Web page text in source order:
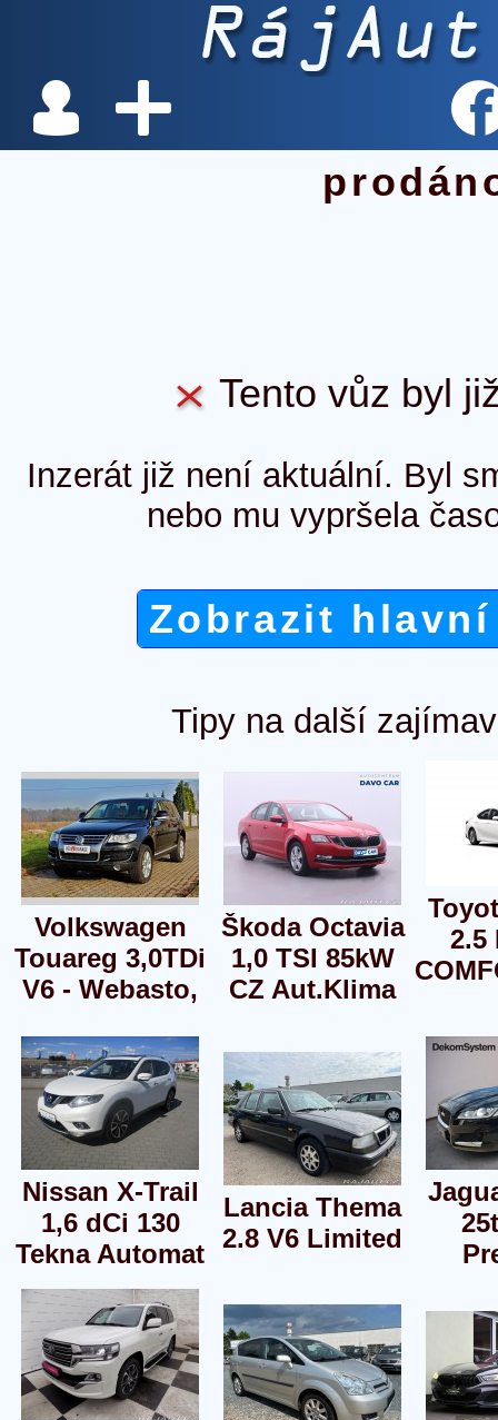
Tento vůz byl
Inzerát již není aktuální. Byl
nebo mu vypršela
Zobrazit
Tipy na další
Volkswagen
Touareg 3,0TDi
V6 - Webasto,
Škoda Octavia
1,0 TSI 85kW
CZ Aut.Klima
2.5
Nissan X-Trail
1,6 dCi 130
Tekna Automat
Lancia Thema
2.8 V6 Limited